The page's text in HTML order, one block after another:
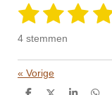
R
a
t
i
n
1
s
t
e
2
s
t
e
3
s
t
e
4
t
e
4 stemmen
« Vorige